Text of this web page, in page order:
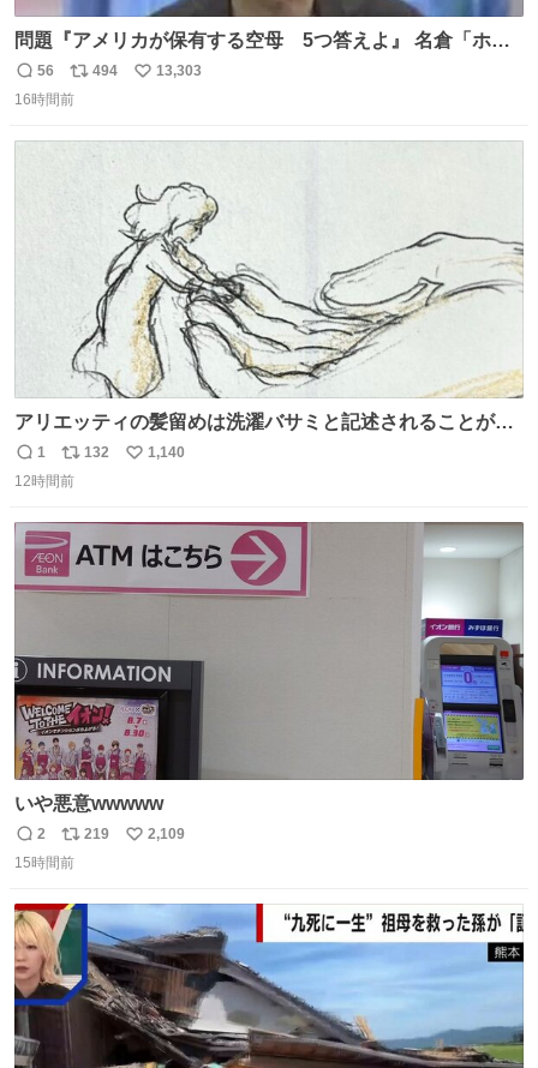
問題『アメリカが保有する空母 5つ答えよ』 名倉「ホン
マごめん、日本」
返
信
56
リ
ポ
494
い
13,303
16時間前
アリエッティの髪留めは洗濯バサミと記述されることが多
いですが、もっと小さいプラスチックのクリップです。 バ
ネは使いやすいように強度を調整してあるはず。
返
信
1
リ
ポ
ト
数
132
い
1,140
12時間前
いや悪意wwwww
返
信
2
リ
ポ
ト
数
219
い
数
2,109
15時間前